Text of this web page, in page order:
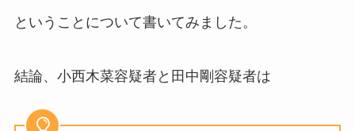
ということについて書いてみました。
結論、小西木菜容疑者と田中剛容疑者は